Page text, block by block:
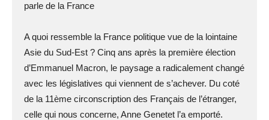
parle de la France
A quoi ressemble la France politique vue de la lointaine
Asie du Sud-Est ? Cinq ans après la première élection
d’Emmanuel Macron, le paysage a radicalement changé
avec les législatives qui viennent de s’achever. Du coté
de la 11ème circonscription des Français de l’étranger,
celle qui nous concerne, Anne Genetet l’a emporté.